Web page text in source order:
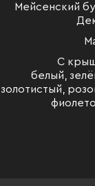
Мейсенский
С
белый,
золотистый,